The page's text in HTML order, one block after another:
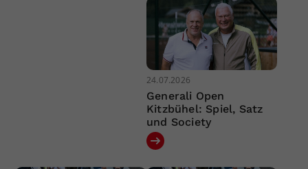
24.07.2026
Generali Open
Kitzbühel: Spiel, Satz
und Society